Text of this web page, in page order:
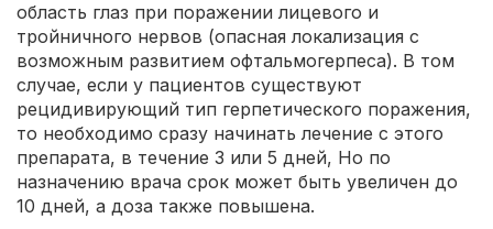
область глаз при поражении лицевого и
тройничного нервов (опасная локализация с
возможным развитием офтальмогерпеса). В том
случае, если у пациентов существуют
рецидивирующий тип герпетического поражения,
то необходимо сразу начинать лечение с этого
препарата, в течение 3 или 5 дней, Но по
назначению врача срок может быть увеличен до
10 дней, а доза также повышена.